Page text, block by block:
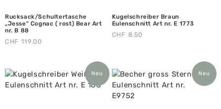
Rucksack/Schultertasche
„Jesse“ Cognac ( rost) Bear Art
nr. B 88
CHF 119.00
Kugelschreiber Braun
Eulenschnitt Art nr. E 1773
CHF 8.50
Neu Neu